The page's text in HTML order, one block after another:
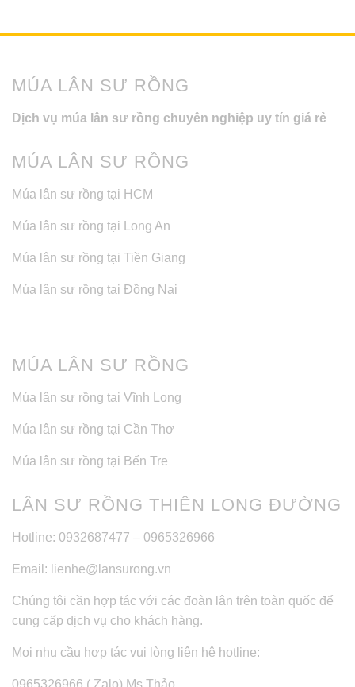
MÚA LÂN SƯ RỒNG
Dịch vụ múa lân sư rồng chuyên nghiệp uy tín giá rẻ
MÚA LÂN SƯ RỒNG
Múa lân sư rồng tại HCM
Múa lân sư rồng tại Long An
Múa lân sư rồng tại Tiền Giang
Múa lân sư rồng tại Đồng Nai
MÚA LÂN SƯ RỒNG
Múa lân sư rồng tại Vĩnh Long
Múa lân sư rồng tại Cần Thơ
Múa lân sư rồng tại Bến Tre
LÂN SƯ RỒNG THIÊN LONG ĐƯỜNG
Hotline: 0932687477 – 0965326966
Email: lienhe@lansurong.vn
Chúng tôi cần hợp tác với các đoàn lân trên toàn quốc để
cung cấp dịch vụ cho khách hàng.
Mọi nhu cầu hợp tác vui lòng liên hệ hotline:
0965326966 ( Zalo) Ms Thảo